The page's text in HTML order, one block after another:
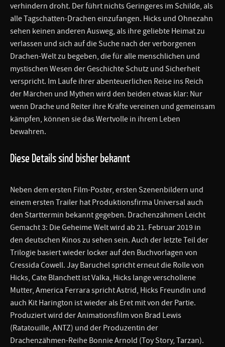
verhindern droht. Der führt nichts Geringeres im Schilde, als
alle Tagschatten-Drachen einzufangen. Hicks und Ohnezahn
sehen keinen anderen Ausweg, als ihre geliebte Heimat zu
verlassen und sich auf die Suche nach der verborgenen
Drachen-Welt zu begeben, die für alle menschlichen und
mystischen Wesen der Geschichte Schutz und Sicherheit
verspricht. Im Laufe ihrer abenteuerlichen Reise ins Reich
der Märchen und Mythen wird den beiden etwas klar: Nur
wenn Drache und Reiter ihre Kräfte vereinen und gemeinsam
kämpfen, können sie das Wertvolle in ihrem Leben
bewahren.
Diese Details sind bisher bekannt
Neben dem ersten Film-Poster, ersten Szenenbildern und
einem ersten Trailer hat Produktionsfirma Universal auch
den Starttermin bekannt gegeben. Drachenzähmen Leicht
Gemacht 3: Die Geheime Welt wird ab 21. Februar 2019 in
den deutschen Kinos zu sehen sein. Auch der letzte Teil der
Trilogie basiert wieder locker auf den Buchvorlagen von
Cressida Cowell. Jay Baruchel spricht erneut die Rolle von
Hicks, Cate Blanchett ist Valka, Hicks lange verschollene
Mutter, America Ferrara spricht Astrid, Hicks Freundin und
auch Kit Harington ist wieder als Eret mit von der Partie.
Produziert wird der Animationsfilm von Brad Lewis
(Ratatouille, ANTZ) und der Produzentin der
Drachenzähmen-Reihe Bonnie Arnold (Toy Story, Tarzan).